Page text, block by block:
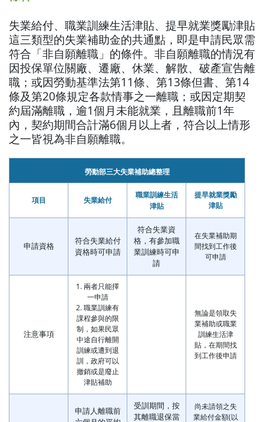
失業給付、職業訓練生活津貼、提早就業獎勵津貼
這三類型的失業補助金的共通點，即是申請民眾需
符合「非自願離職」的條件。非自願離職的情況有
因投保單位關廠、遷廠、休業、解散、破產宣告離
職；或因勞動基準法第11條、第13條但書、第14
條及第20條規定各款情事之一離職；或因定期契
約屆滿離職，逾1個月未能就業，且離職前1年
內，契約期間合計滿6個月以上者，符合以上情形
之一皆視為非自願離職。
勞動部三大失業補助總整理
項目 失業給付
職業訓練生活
津貼
提早就業獎勵
津貼
申請資格
符合失業給付
資格時可申請
符合失業資
格，有參加職
業訓練時可申
請
在失業補助期
間找到工作後
可申請
注意事項
1. 兩者只能擇
一申請
2. 職業訓練有
課程參與的限
制，如果民眾
中途自行離開
訓練或遭到退
訓，政府可以
撤銷或是廢止
津貼補助
無論是領取失
業補助或職業
訓練生活津
貼，在期間找
到工作後申請
申請人離職前
受訓期間，按
其離職退保當
尚未請領之失
業給付金額(以